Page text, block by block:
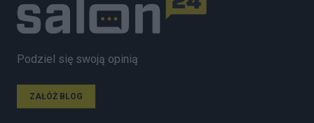
Podziel się swoją opinią
ZAŁÓŻ BLOG